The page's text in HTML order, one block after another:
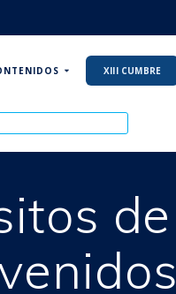
XIII CUMBRE
de